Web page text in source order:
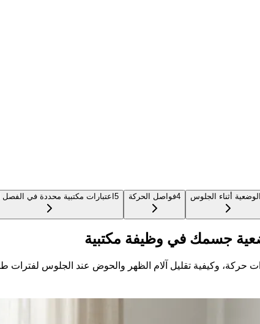
الوضعية أثناء الجلوس 4فواصل الحركة 5 اعتبارات مكتبية محددة في الفصل
جسمك في وظيفة مكتبية
حركة، وكيفية تقليل آلام الظهر والحوض عند الجلوس لفترات